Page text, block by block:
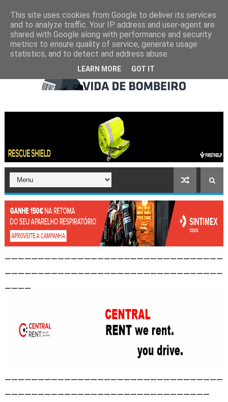
This site uses cookies from Google to deliver its services
and to analyze traffic. Your IP address and user-agent are
shared with Google along with performance and security
metrics to ensure quality of service, generate usage
statistics, and to detect and address abuse.
LEARN MORE GOT IT